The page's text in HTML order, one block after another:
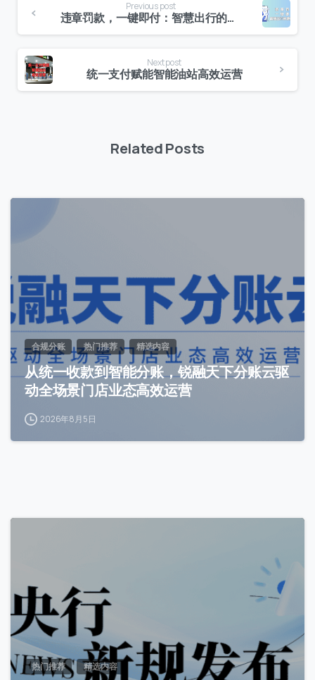
Previous post
违章罚款，一键即付：智慧出行的便捷之道
Next post
统一支付赋能智能油站高效运营
Related Posts
合规分账 热门推荐 精选内容
从统一收款到智能分账，锐融天下分账云驱
动全场景门店业态高效运营
2026年8月5日
热门推荐 精选内容